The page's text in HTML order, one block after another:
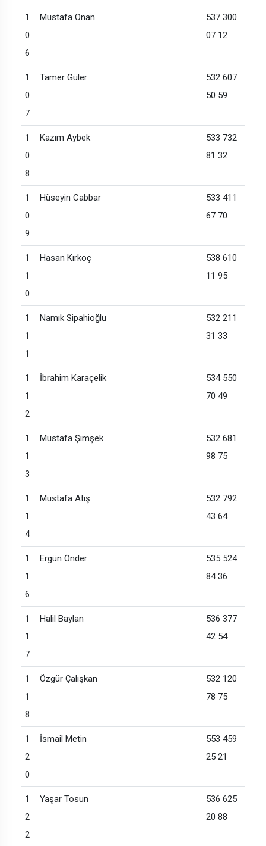
1
0
6
Mustafa Onan
537 300
07 12
1
0
7
Tamer Güler
532 607
50 59
1
0
8
Kazım Aybek
533 732
81 32
1
0
9
Hüseyin Cabbar
533 411
67 70
1
1
0
Hasan Kırkoç
538 610
11 95
1
1
1
Namık Sipahioğlu
532 211
31 33
1
1
2
İbrahim Karaçelik
534 550
70 49
1
1
3
Mustafa Şimşek
532 681
98 75
1
1
4
Mustafa Atış
532 792
43 64
1
1
6
Ergün Önder
535 524
84 36
1
1
7
Halil Baylan
536 377
42 54
1
1
8
Özgür Çalışkan
532 120
78 75
1
2
0
İsmail Metin
553 459
25 21
1
2
2
Yaşar Tosun
536 625
20 88